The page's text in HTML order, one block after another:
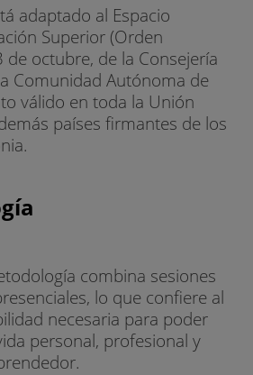
adaptado al Espacio
Superior (Orden
octubre, de la Consejería
Comunidad Autónoma de
válido en toda la Unión
países firmantes de los
combina sesiones
lo que confiere al
necesaria para poder
personal, profesional y